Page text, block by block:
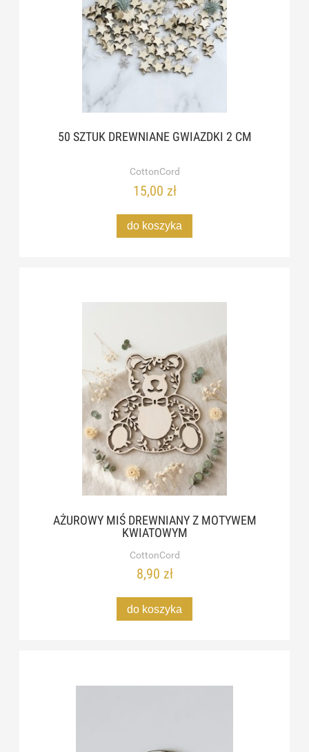
50 SZTUK DREWNIANE GWIAZDKI 2 CM
CottonCord
15,00 zł
do koszyka
AŻUROWY MIŚ DREWNIANY Z MOTYWEM
KWIATOWYM
CottonCord
8,90 zł
do koszyka